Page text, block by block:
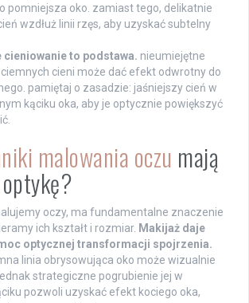
pomniejsza oko. zamiast tego, delikatnie
wzdłuż linii rzęs, aby uzyskać subtelny
cieniowanie to podstawa. nieumiejętne
ciemnych cieni może dać efekt odwrotny do
pamiętaj o zasadzie: jaśniejszy cień w
kąciku oka, aby je optycznie powiększyć
malowania oczu mają
oczy, ma fundamentalne znaczenie
ich kształt i rozmiar. Makijaż daje
optycznej transformacji spojrzenia.
linia obrysowująca oko może wizualnie
strategiczne pogrubienie jej w
pozwoli uzyskać efekt kociego oka,